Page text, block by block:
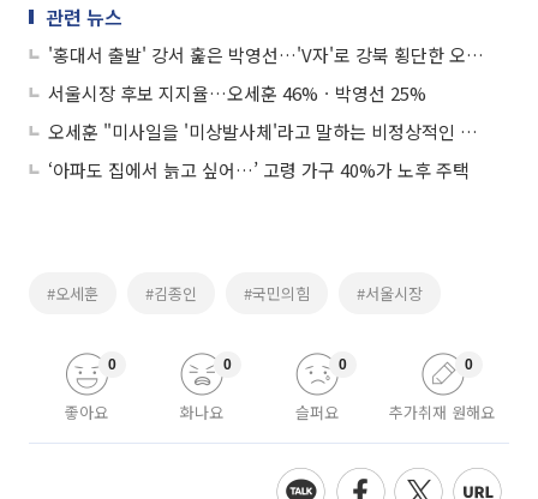
관련 뉴스
'홍대서 출발' 강서 훑은 박영선…'V자'로 강북 횡단한 오세훈
서울시장 후보 지지율…오세훈 46%ㆍ박영선 25%
오세훈 "미사일을 '미상발사체'라고 말하는 비정상적인 나라"
‘아파도 집에서 늙고 싶어…’ 고령 가구 40%가 노후 주택
#오세훈 #김종인 #국민의힘 #서울시장
좋아요
0
화나요
0
슬퍼요
0
추가취재 원해요
0